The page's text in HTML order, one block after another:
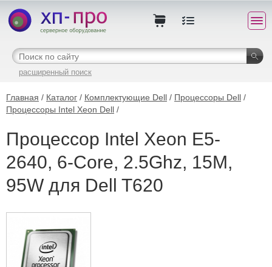
расширенный поиск
Главная / Каталог / Комплектующие Dell / Процессоры Dell /
Процессоры Intel Xeon Dell /
Процессор Intel Xeon E5-
2640, 6-Core, 2.5Ghz, 15M,
95W для Dell T620